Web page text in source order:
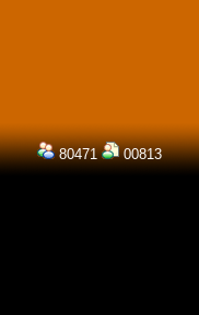
80471 00813